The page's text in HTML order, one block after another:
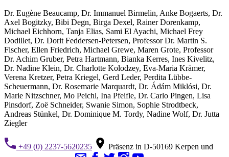
Dr. Eugène Beaucamp, Dr. Immanuel Birmelin, Anke Bogaerts, Dr.
Axel Bogitzky, Bibi Degn, Birga Dexel, Rainer Dorenkamp,
Michael Eichhorn, Tanja Elias, Sami El Ayachi, Michael Frey
Dodillet, Dr. Dorit Feddersen-Petersen, Professor Dr. Martin S.
Fischer, Ellen Friedrich, Michael Grewe, Maren Grote, Professor
Dr. Achim Gruber, Petra Hartmann, Bianka Kerres, Ines Kivelitz,
Dr. Nadine Klein, Dr. Charlotte Kolodzey, Eva-Maria Krämer,
Verena Kretzer, Petra Kriegel, Gerd Leder, Perdita Lübbe-
Scheuermann, Dr. Rosemarie Marquardt, Dr. Ádám Miklósi, Dr.
Marie Nitzschner, Mo Peichl, Ina Pfeifle, Dr. Carlo Pingen, Lisa
Pinsdorf, Zoë Schneider, Swanie Simon, Sophie Strodtbeck,
Andreas Stünkel, Dr. Dominique M. Tordy, Nadine Wolf, Dr. Jutta
Ziegler
+49 (0) 2237-5620235
Präsenz in D-50169 Kerpen und